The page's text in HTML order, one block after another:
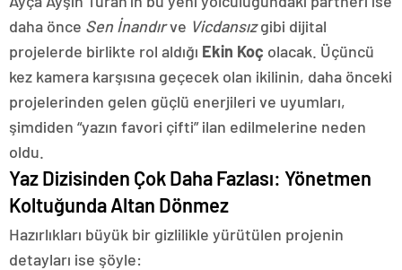
daha önce Sen İnandırve Vicdansızgibi dijital
projelerde birlikte rol aldığı Ekin Koç olacak. Üçüncü
kez kamera karşısına geçecek olan ikilinin, daha önceki
projelerinden gelen güçlü enerjileri ve uyumları,
şimdiden “yazın favori çifti” ilan edilmelerine neden
oldu.
Yaz Dizisinden Çok Daha Fazlası: Yönetmen
Koltuğunda Altan Dönmez
Hazırlıkları büyük bir gizlilikle yürütülen projenin
detayları ise şöyle: